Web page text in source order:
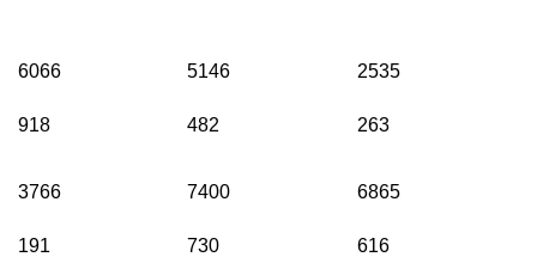
6066
918
5146
482
2535
263
3766
191
7400
730
6865
616